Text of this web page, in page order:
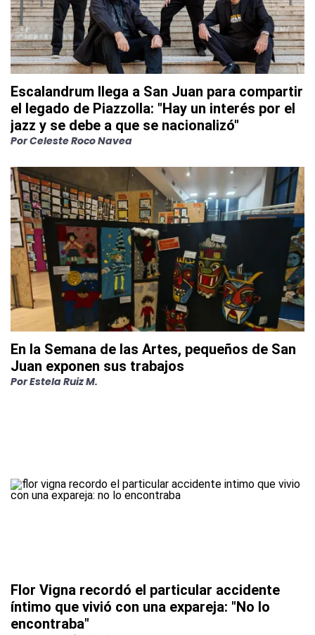
Escalandrum llega a San Juan para compartir
el legado de Piazzolla: "Hay un interés por el
jazz y se debe a que se nacionalizó"
PorCeleste Roco Navea
En la Semana de las Artes, pequeños de San
Juan exponen sus trabajos
PorEstela Ruiz M.
Flor Vigna recordó el particular accidente
íntimo que vivió con una expareja: "No lo
encontraba"